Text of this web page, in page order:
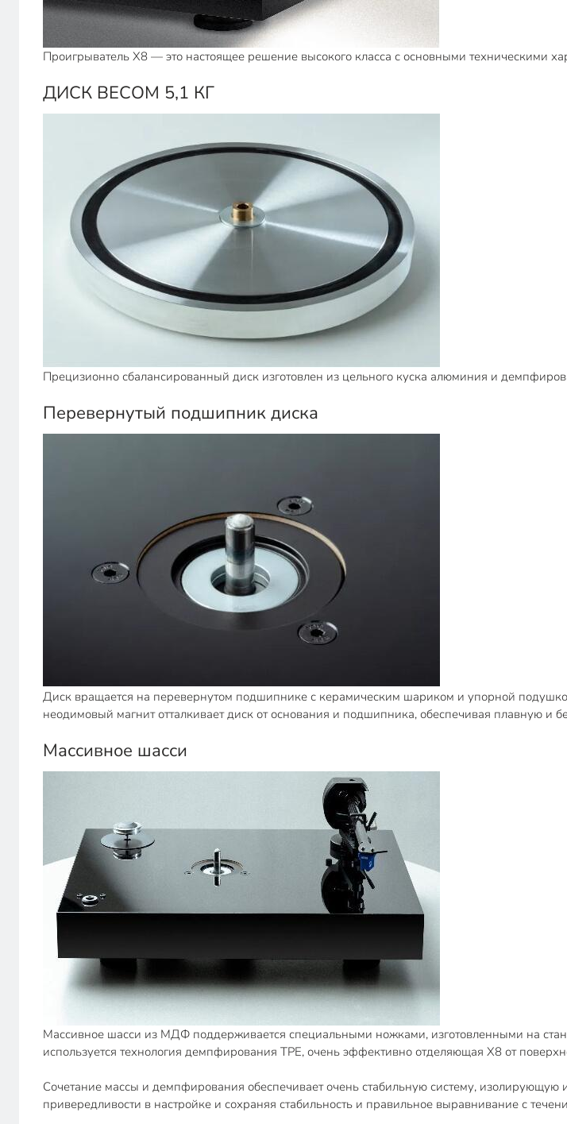
Проигрыватель X8 — это настоящее решение высокого класса с основными техническими
ДИСК ВЕСОМ 5,1 КГ
Прецизионно сбалансированный диск изготовлен из цельного куска алюминия и
Перевернутый подшипник диска
Диск вращается на перевернутом подшипнике с керамическим шариком и упорной
неодимовый магнит отталкивает диск от основания и подшипника, обеспечивая плавную и
Массивное шасси
Массивное шасси из МДФ поддерживается специальными ножками, изготовленными на
используется технология демпфирования TPE, очень эффективно отделяющая X8 от
Сочетание массы и демпфирования обеспечивает очень стабильную систему, изолирующую
привередливости в настройке и сохраняя стабильность и правильное выравнивание с